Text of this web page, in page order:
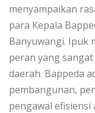
menyampaikan
para Kepala
Banyuwangi. Ipuk
peran yang
daerah. Bappeda
pembangunan,
pengawal efisiensi